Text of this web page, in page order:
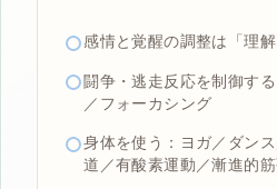
感情と覚醒の調整は「理
闘争・逃走反応を制御す
／フォーカシング
身体を使う：ヨガ／ダン
道／有酸素運動／漸進的